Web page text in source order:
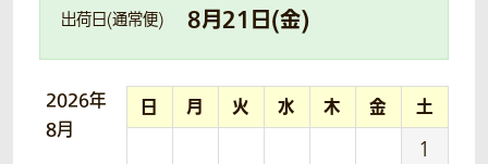
出荷日(通常便) 8月21 日(金)
2026年
8月
日 月 火 水 木 金 土
1